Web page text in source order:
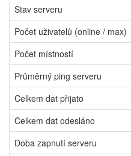
Stav serveru
Počet uživatelů (online / max)
Počet místností
Průměrný ping serveru
Celkem dat přijato
Celkem dat odesláno
Doba zapnutí serveru